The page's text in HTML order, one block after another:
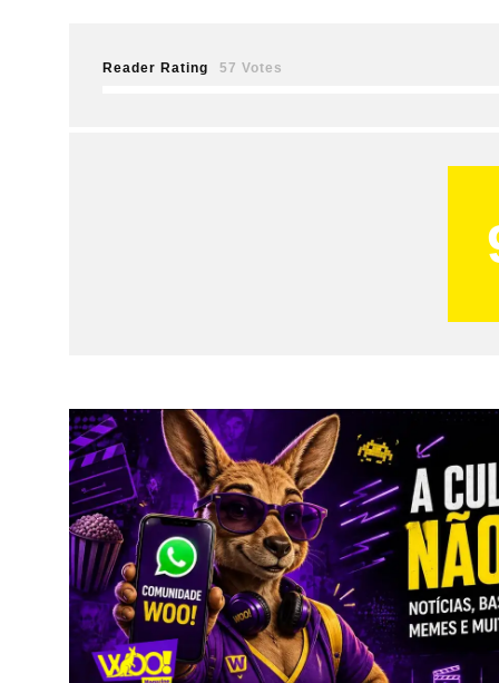
Reader Rating 57 Votes